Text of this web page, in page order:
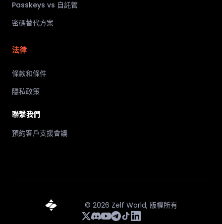
Passkeys vs 自託管
密碼替代方案
法律
條款和條件
隱私政策
聯繫我們
預約客戶支援會議
© 2026 Zelf World, 版權所有